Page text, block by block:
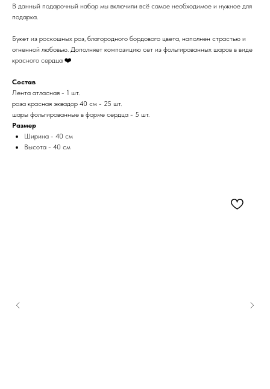
В данный подарочный набор мы включили всё самое необходимое и нужное для
подарка.
Букет из роскошных роз, благородного бордового цвета, наполнен страстью и
огненной любовью. Дополняет композицию сет из фольгированных шаров в виде
красного сердца ❤️
Состав
Лента атласная - 1 шт.
роза красная эквадор 40 см - 25 шт.
шары фольгированные в форме сердца - 5 шт.
Размер
Ширина - 40 см
Высота - 40 см